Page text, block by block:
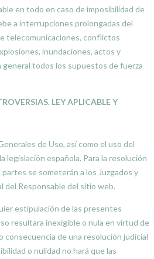
en todo en caso de imposibilidad de
a interrupciones prolongadas del
telecomunicaciones, conflictos
inundaciones, actos y
general todos los supuestos de fuerza
LEY APLICABLE Y
de Uso, así como el uso del
legislación española. Para la resolución
se someterán a los Juzgados y
del Responsable del sitio web.
estipulación de las presentes
resultara inexigible o nula en virtud de
consecuencia de una resolución judicial
o nulidad no hará que las